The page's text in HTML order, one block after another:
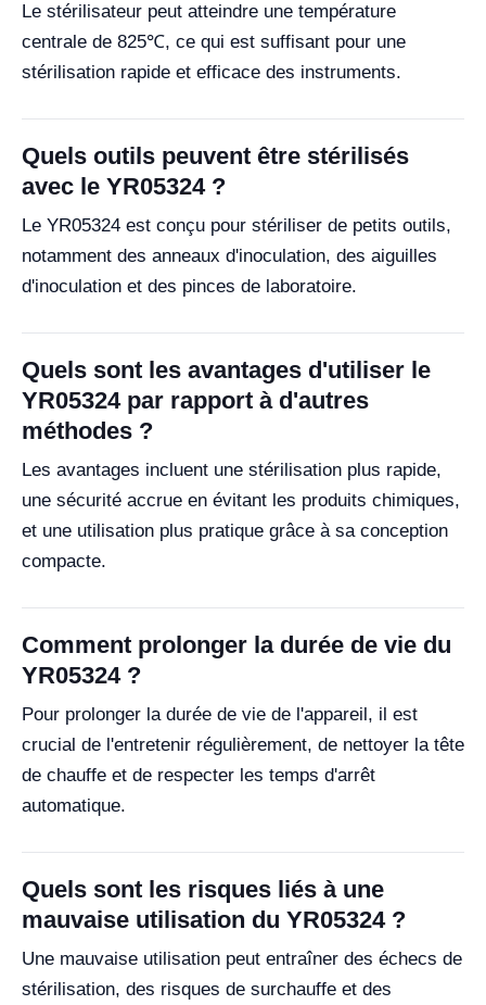
Le stérilisateur peut atteindre une température
centrale de 825℃, ce qui est suffisant pour une
stérilisation rapide et efficace des instruments.
Quels outils peuvent être stérilisés
avec le YR05324 ?
Le YR05324 est conçu pour stériliser de petits outils,
notamment des anneaux d'inoculation, des aiguilles
d'inoculation et des pinces de laboratoire.
Quels sont les avantages d'utiliser le
YR05324 par rapport à d'autres
méthodes ?
Les avantages incluent une stérilisation plus rapide,
une sécurité accrue en évitant les produits chimiques,
et une utilisation plus pratique grâce à sa conception
compacte.
Comment prolonger la durée de vie du
YR05324 ?
Pour prolonger la durée de vie de l'appareil, il est
crucial de l'entretenir régulièrement, de nettoyer la tête
de chauffe et de respecter les temps d'arrêt
automatique.
Quels sont les risques liés à une
mauvaise utilisation du YR05324 ?
Une mauvaise utilisation peut entraîner des échecs de
stérilisation, des risques de surchauffe et des